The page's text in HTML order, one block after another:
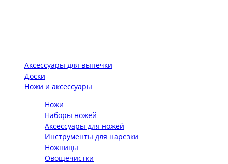
Аксессуары для выпечки
Доски
Ножи и аксессуары
Ножи
Наборы ножей
Аксессуары для ножей
Инструменты для нарезки
Ножницы
Овощечистки